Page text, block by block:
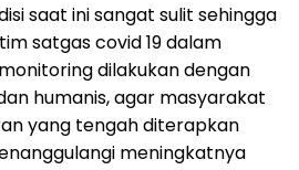
saat ini sangat sulit sehingga
satgas covid 19 dalam
dilakukan dengan
humanis, agar masyarakat
yang tengah diterapkan
meningkatnya